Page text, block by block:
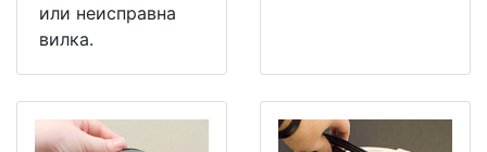
или неисправна
вилка.